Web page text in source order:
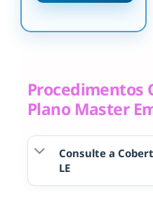
Procedimentos
Plano Master
Consulte a
LE